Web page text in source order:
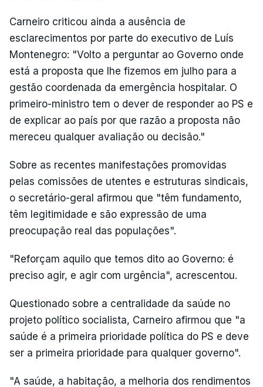
Carneiro criticou ainda a ausência de
esclarecimentos por parte do executivo de Luís
Montenegro: "Volto a perguntar ao Governo onde
está a proposta que lhe fizemos em julho para a
gestão coordenada da emergência hospitalar. O
primeiro-ministro tem o dever de responder ao PS e
de explicar ao país por que razão a proposta não
mereceu qualquer avaliação ou decisão."
Sobre as recentes manifestações promovidas
pelas comissões de utentes e estruturas sindicais,
o secretário-geral afirmou que "têm fundamento,
têm legitimidade e são expressão de uma
preocupação real das populações".
"Reforçam aquilo que temos dito ao Governo: é
preciso agir, e agir com urgência", acrescentou.
Questionado sobre a centralidade da saúde no
projeto político socialista, Carneiro afirmou que "a
saúde é a primeira prioridade política do PS e deve
ser a primeira prioridade para qualquer governo".
"A saúde, a habitação, a melhoria dos rendimentos